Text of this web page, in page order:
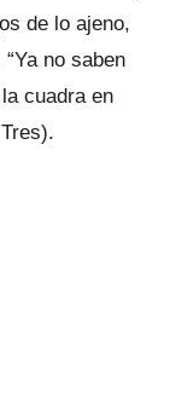
de lo ajeno,
no saben
cuadra en